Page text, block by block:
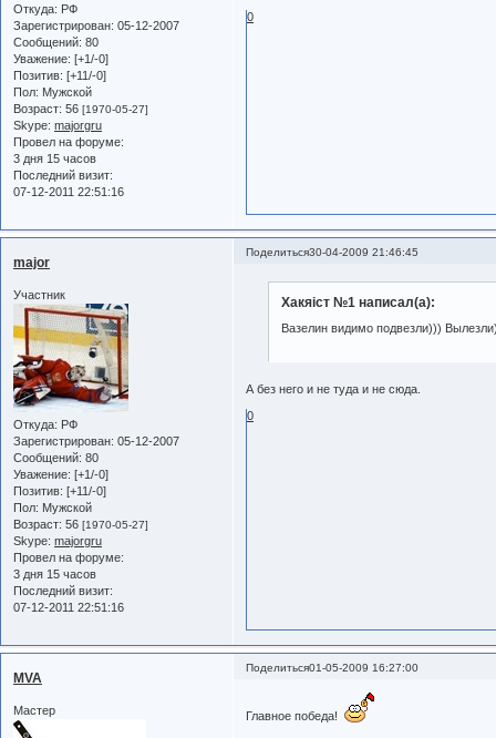
Откуда: РФ
Зарегистрирован: 05-12-2007
Сообщений: 80
Уважение: [+1/-0]
Позитив: [+11/-0]
Пол: Мужской
Возраст: 56 [1970-05-27]
Skype: majorgru
Провел на форуме:
3 дня 15 часов
Последний визит:
07-12-2011 22:51:16
0
Поделиться30-04-2009 21:46:45
major
Участник
Откуда: РФ
Зарегистрирован: 05-12-2007
Сообщений: 80
Уважение: [+1/-0]
Позитив: [+11/-0]
Пол: Мужской
Возраст: 56 [1970-05-27]
Skype: majorgru
Провел на форуме:
3 дня 15 часов
Последний визит:
07-12-2011 22:51:16
Хакяiст №1 написал(а):
Вазелин видимо подвезли)))
А без него и не туда и не сюда.
0
Поделиться01-05-2009 16:27:00
MVA
Мастер Главное победа!